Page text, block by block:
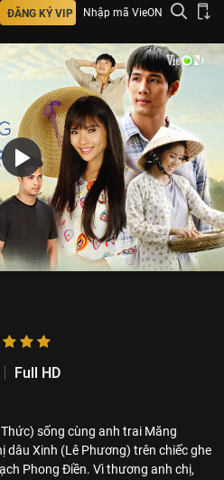
ĐĂNG KÝ VIP Nhập mã VieON
Full HD
sống cùng anh trai Măng
dâu Xinh (Lê Phương) trên chiếc ghe
Phong Điền. Vì thương anh chị,